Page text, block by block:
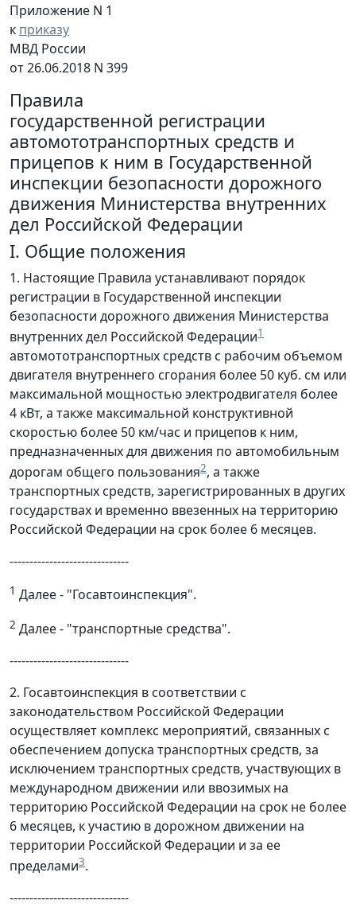
Приложение N 1
к приказу
МВД России
от 26.06.2018 N 399
Правила
государственной регистрации
автомототранспортных средств и
прицепов к ним в Государственной
инспекции безопасности дорожного
движения Министерства внутренних
дел Российской Федерации
I. Общие положения
1. Настоящие Правила устанавливают порядок
регистрации в Государственной инспекции
безопасности дорожного движения Министерства
внутренних дел Российской Федерации1
автомототранспортных средств с рабочим объемом
двигателя внутреннего сгорания более 50 куб. см или
максимальной мощностью электродвигателя более
4 кВт, а также максимальной конструктивной
скоростью более 50 км/час и прицепов к ним,
предназначенных для движения по автомобильным
дорогам общего пользования2, а также
транспортных средств, зарегистрированных в других
государствах и временно ввезенных на территорию
Российской Федерации на срок более 6 месяцев.
------------------------------
1 Далее - "Госавтоинспекция".
2 Далее - "транспортные средства".
------------------------------
2. Госавтоинспекция в соответствии с
законодательством Российской Федерации
осуществляет комплекс мероприятий, связанных с
обеспечением допуска транспортных средств, за
исключением транспортных средств, участвующих в
международном движении или ввозимых на
территорию Российской Федерации на срок не более
6 месяцев, к участию в дорожном движении на
территории Российской Федерации и за ее
пределами3.
------------------------------